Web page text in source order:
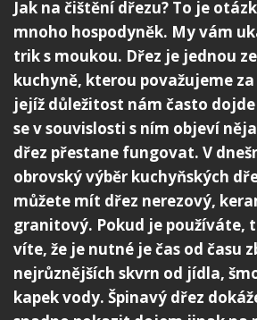
Jak na čištění dřezu? To je
mnoho hospodyněk. My vám
trik s moukou. Dřez je jednou
kuchyně, kterou považujeme
jejíž důležitost nám často dojde
se v souvislosti s ním objeví
dřez přestane fungovat. V
obrovský výběr kuchyňských
můžete mít dřez nerezový,
granitový. Pokud je používáte,
víte, že je nutné je čas od času
nejrůznějších skvrn od jídla,
kapek vody. Špinavý dřez